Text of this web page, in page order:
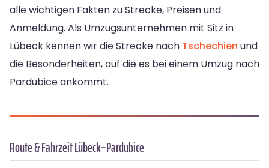
alle wichtigen Fakten zu Strecke, Preisen und
Anmeldung. Als Umzugsunternehmen mit Sitz in
Lübeck kennen wir die Strecke nach Tschechien und
die Besonderheiten, auf die es bei einem Umzug nach
Pardubice ankommt.
Route & Fahrzeit Lübeck–Pardubice